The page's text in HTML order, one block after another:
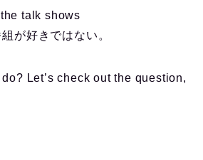
talk shows
が好きではない。
Let’s check out the question,